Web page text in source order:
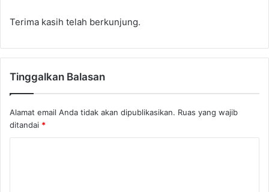
Terima kasih telah berkunjung.
Tinggalkan Balasan
Alamat email Anda tidak akan dipublikasikan. Ruas yang wajib
ditandai *